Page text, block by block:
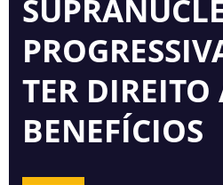
TER DIREITO
BENEFÍCIOS